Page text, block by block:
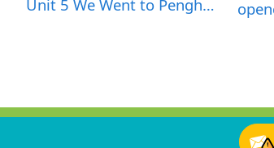
Unit 5 We Went to Penghu by Plane